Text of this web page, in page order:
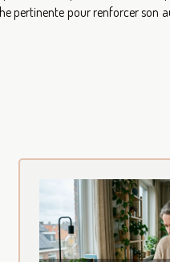
pertinente pour renforcer son